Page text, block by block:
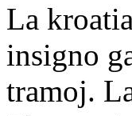
La
insigno
tramoj.